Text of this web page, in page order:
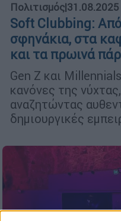
Πολιτισμός|
Soft Clubbing: Από
σφηνάκια, στα
και τα πρωινά
Gen Z και
κανόνες της νύχτας,
αναζητώντας
δημιουργικές